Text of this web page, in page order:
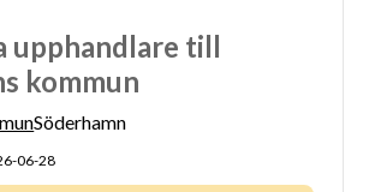
upphandlare till
kommun
Söderhamn
06-28